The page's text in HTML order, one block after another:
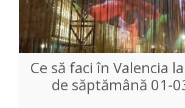
Ce să faci în Valencia
de săptămână 01-